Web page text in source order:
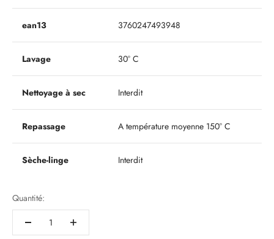
ean13 3760247493948
Lavage 30° C
Nettoyage à sec Interdit
Repassage A température moyenne 150° C
Sèche-linge Interdit
Quantité: